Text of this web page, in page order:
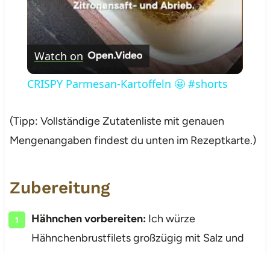
Watch on
CRISPY Parmesan-Kartoffeln 🤩 #shorts
(Tipp: Vollständige Zutatenliste mit genauen
Mengenangaben findest du unten im Rezeptkarte.)
Zubereitung
Hähnchen vorbereiten:Ich würze
Hähnchenbrustfilets großzügig mit Salz und